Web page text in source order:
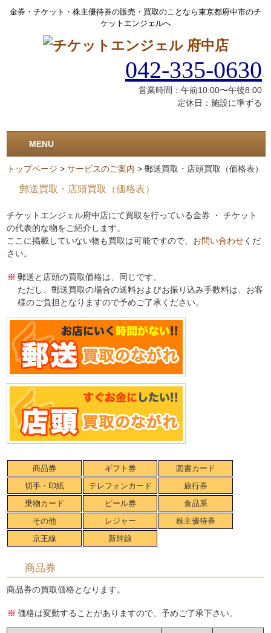
金券・チケット・株主優待券の販売・買取のことなら東京都府中市のチ
ケットエンジェルへ
042-335-0630
営業時間：午前10:00〜午後8:00
定休日：施設に準ずる
MENU
トップページ >サービスのご案内 >郵送買取・店頭買取（価格表）
郵送買取・店頭買取（価格表）
チケットエンジェル府中店にて買取を行っている金券 ・ チケット
の代表的な物をご紹介します。
ここに掲載していない物も買取は可能ですので、 お問い合わせくだ
さい。
郵送と店頭の買取価格は、同じです。
ただし、郵送買取の場合の送料およびお振り込み手数料は、お客
様のご負担となりますので予めご了承ください。
商品券 ギフト券
図書カード
切手・印紙
テレフォンカード
旅行券
乗物カード
ビール券
食品系
その他
レジャー
株主優待券
京王線
新幹線
商品券
商品券の買取価格となります。
価格は変動することがありますので、予めご了承下さい。